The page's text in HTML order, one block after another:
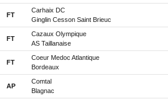
FT
Carhaix DC
Ginglin Cesson Saint Brieuc
FT
Cazaux Olympique
AS Taillanaise
FT
Coeur Medoc Atlantique
Bordeaux
AP
Comtal
Blagnac